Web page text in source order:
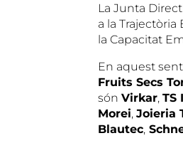
La Junta
a la Trajectòria
la Capacitat
En aquest
Fruits Secs
són Virkar, TS
Morei, Joieria
Blautec,